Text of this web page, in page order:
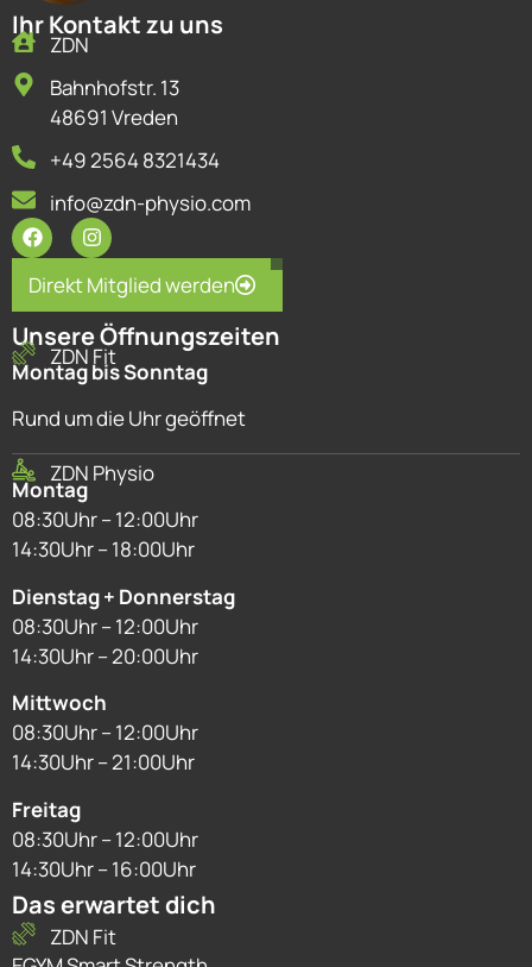
Ihr Kontakt zu uns
ZDN
Bahnhofstr. 13
48691 Vreden
+49 2564 8321434
info@zdn-physio.com
Direkt Mitglied werden
Unsere Öffnungszeiten
ZDN Fit
Montag bis Sonntag
Rund um die Uhr geöffnet
ZDN Physio
Montag
08:30Uhr – 12:00Uhr
14:30Uhr – 18:00Uhr
Dienstag + Donnerstag
08:30Uhr – 12:00Uhr
14:30Uhr – 20:00Uhr
Mittwoch
08:30Uhr – 12:00Uhr
14:30Uhr – 21:00Uhr
Freitag
08:30Uhr – 12:00Uhr
14:30Uhr – 16:00Uhr
Das erwartet dich
ZDN Fit